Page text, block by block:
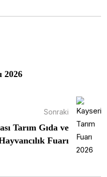
2026
Sonraki
Tarım Gıda ve
Fuarı